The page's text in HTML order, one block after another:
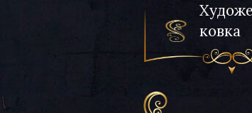
ковка